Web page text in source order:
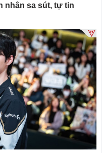
nhân sa sút, tự tin